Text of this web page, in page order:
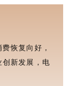
恢复向好，
新发展，电